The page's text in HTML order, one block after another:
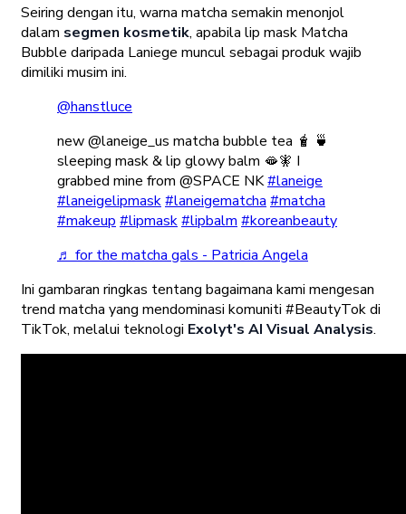
Seiring dengan itu, warna matcha semakin menonjol
dalam segmen kosmetik, apabila lip mask Matcha
Bubble daripada Laniege muncul sebagai produk wajib
dimiliki musim ini.
@hanstluce
new @laneige_us matcha bubble tea 🧋 🍵
sleeping mask & lip glowy balm 🫦🧚 I
grabbed mine from @SPACE NK#laneige
#laneigelipmask#laneigematcha #matcha
#makeup #lipmask#lipbalm #koreanbeauty
♬ for the matcha gals - Patricia Angela
Ini gambaran ringkas tentang bagaimana kami mengesan
trend matcha yang mendominasi komuniti #BeautyTok di
TikTok, melalui teknologi Exolyt's AI Visual Analysis.